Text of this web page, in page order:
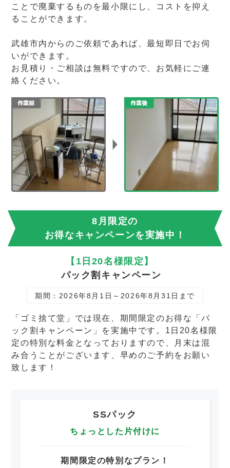
ことで廃棄するものを最小限にし、コストを抑え
ることができます。
武雄市内からのご依頼であれば、最短即日でお伺
いができます。
お見積り・ご相談は無料ですので、お気軽にご連
絡ください。
8月限定の
お得なキャンペーンを実施中！
【1日20名様限定】
パック割キャンペーン
期間：2026年8月1日～2026年8月31日まで
「ゴミ捨て堂」では現在、期間限定のお得な「パ
ック割キャンペーン」を実施中です。1日20名様限
定の特別な料金となっておりますので、月末は混
み合うことがございます、早めのご予約をお願い
致します！
SSパック
ちょっとした片付けに
期間限定の特別なプラン！